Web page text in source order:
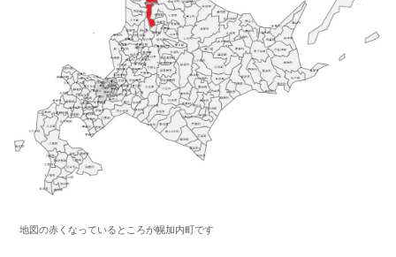
地図の赤くなっているところが幌加内町です